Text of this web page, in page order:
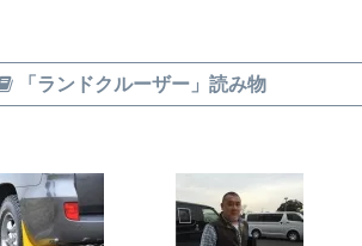
「ランドクルーザー」読み物